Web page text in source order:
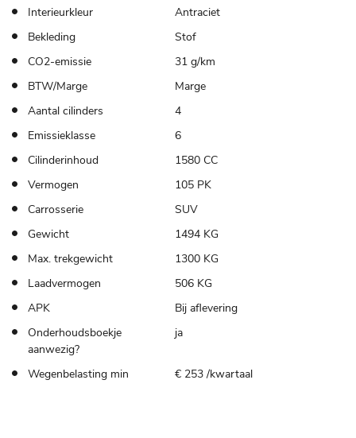
Interieurkleur
Antraciet
Bekleding
Stof
CO2-emissie
31 g/km
BTW/Marge
Marge
Aantal cilinders
4
Emissieklasse
6
Cilinderinhoud
1580 CC
Vermogen
105 PK
Carrosserie
SUV
Gewicht
1494 KG
Max. trekgewicht
1300 KG
Laadvermogen
506 KG
APK
Bij aflevering
Onderhoudsboekje
aanwezig?
ja
Wegenbelasting min € 253 /kwartaal